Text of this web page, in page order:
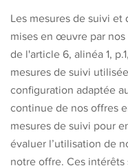
Les mesures de suivi
mises en œuvre par
de l'article 6, alinéa 1,
mesures de suivi
configuration adaptée
continue de nos offres
mesures de suivi pour
évaluer l’utilisation de
notre offre. Ces